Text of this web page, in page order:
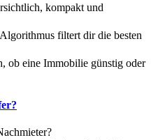
kompakt und
filtert dir die besten
ob eine Immobilie günstig oder